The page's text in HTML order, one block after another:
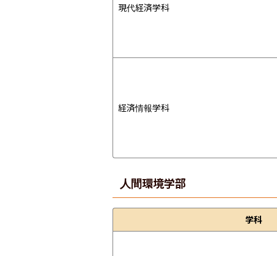
現代経済学科
経済情報学科
人間環境学部
学科